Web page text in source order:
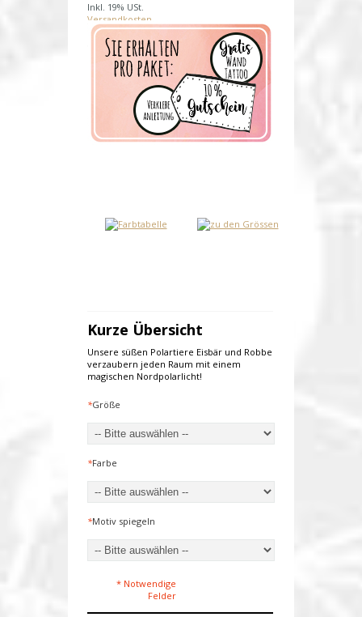
Inkl. 19% USt.
Versandkosten
Produktnummer:
Verfügbarkeit: Auf Lager
Lieferzeit: 1-2 Werktage nach
Zahlungseingang
Kurze Übersicht
Unsere süßen Polartiere Eisbär und Robbe
verzaubern jeden Raum mit einem
magischen Nordpolarlicht!
*Größe
*Farbe
*Motiv spiegeln
* Notwendige
Felder